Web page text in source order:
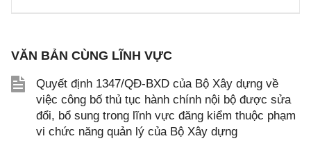
VĂN BẢN CÙNG LĨNH VỰC
Quyết định 1347/QĐ-BXD của Bộ Xây dựng về
việc công bố thủ tục hành chính nội bộ được sửa
đổi, bổ sung trong lĩnh vực đăng kiểm thuộc phạm
vi chức năng quản lý của Bộ Xây dựng